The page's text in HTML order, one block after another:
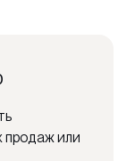
продаж или